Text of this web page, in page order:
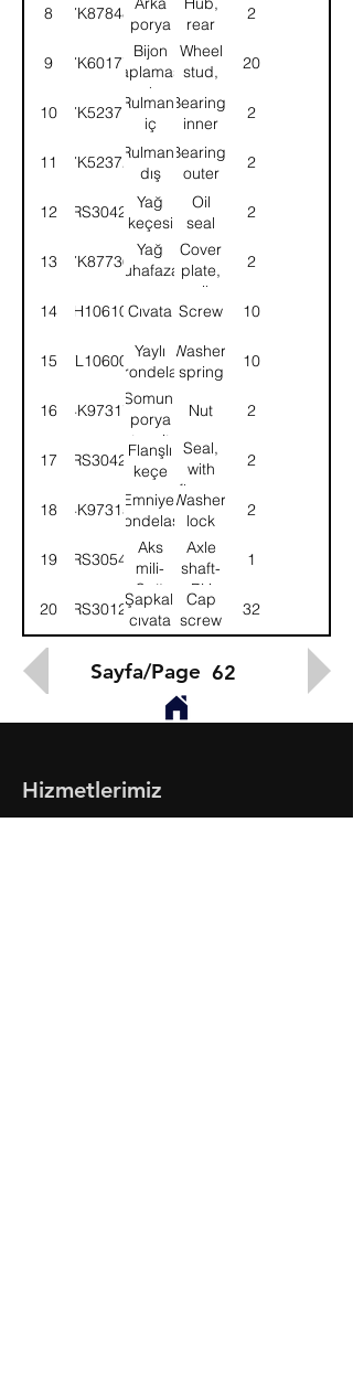
8 7K87848
porya
rear
2
9 7K60177
Bijon
saplaması,
arka
Wheel
stud,
rear
20
10 7K52371
Rulman,
iç
Bearing,
inner
2
11 7K52372
Rulman,
dış
Bearing,
outer
2
1257RS304252
Yağ
keçesi
Oil
seal
2
13 7K87736
Yağ
muhafazası
Cover
plate,
oil
seal
2
14 SH106101Cıvata Screw 10
15 WL106002
Yaylı
rondela
Washer,
spring
10
16 4K97317
Somun,
porya
tespit
Nut 2
1757RS304253
Flanşlı
keçe
Seal,
with
flange
2
18 4K97315
Emniyet
rondelası
Washer,
lock
2
1957RS305464
Aks
mili-
Sağ
Axle
shaft-
RH
1
2057RS301224
Şapkalı
cıvata
Cap
screw
32
Sayfa/Page 62
Hizmetlerimiz